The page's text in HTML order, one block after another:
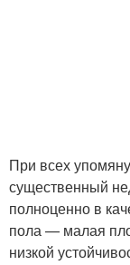
При всех
существенный
полноценно в
пола — малая
низкой